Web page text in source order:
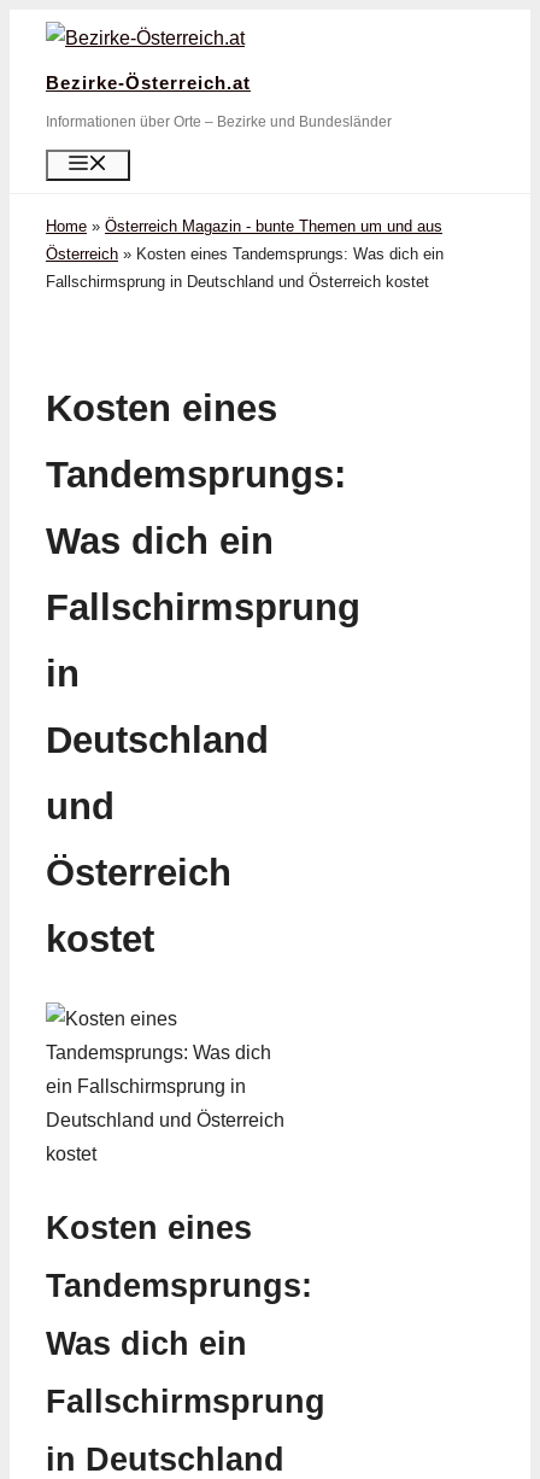
Zum
springen
Bezirke-Österreich.at
Informationen über Orte – Bezirke und Bundesländer
Home » Österreich Magazin - bunte Themen um und aus
Österreich » Kosten eines Tandemsprungs: Was dich ein
Fallschirmsprung in Deutschland und Österreich kostet
Kosten eines
Tandemsprungs:
Was dich ein
Fallschirmsprung
in
Deutschland
und
Österreich
kostet
Kosten eines
Tandemsprungs:
Was dich ein
Fallschirmsprung
in Deutschland